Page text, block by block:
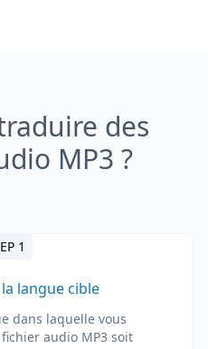
des
MP3 ?
1
langue cible
dans laquelle vous
audio MP3 soit